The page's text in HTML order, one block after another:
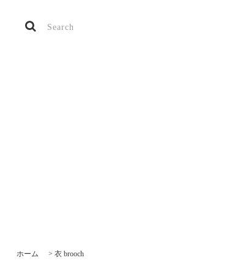
ホーム > 衣 brooch